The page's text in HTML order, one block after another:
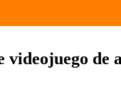
videojuego